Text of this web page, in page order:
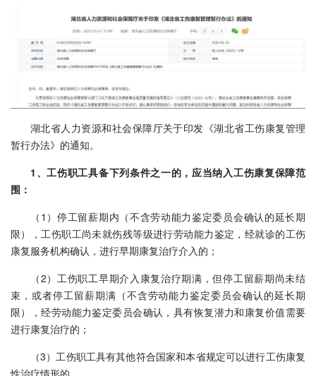
湖北省人力资源和社会保障厅关于印发《湖北省工伤康复管理
暂行办法》的通知。
1、工伤职工具备下列条件之一的，应当纳入工伤康复保障范
围：
（1）停工留薪期内（不含劳动能力鉴定委员会确认的延长期
限），工伤职工尚未就伤残等级进行劳动能力鉴定，经就诊的工伤
康复服务机构确认，进行早期康复治疗介入的；
（2）工伤职工早期介入康复治疗期满，但停工留薪期尚未结
束，或者停工留薪期满（不含劳动能力鉴定委员会确认的延长期
限），经劳动能力鉴定委员会确认，具有恢复潜力和康复价值需要
进行康复治疗的；
（3）工伤职工具有其他符合国家和本省规定可以进行工伤康复
性治疗情形的。